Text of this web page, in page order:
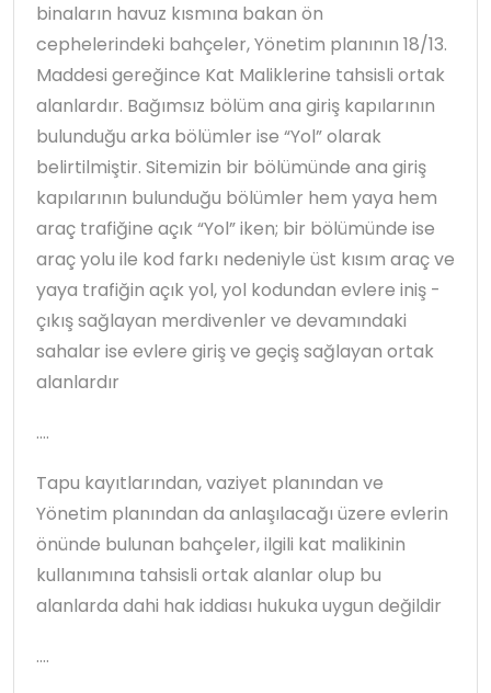
binaların havuz kısmına bakan ön
cephelerindeki bahçeler, Yönetim planının 18/13.
Maddesi gereğince Kat Maliklerine tahsisli ortak
alanlardır. Bağımsız bölüm ana giriş kapılarının
bulunduğu arka bölümler ise “Yol” olarak
belirtilmiştir. Sitemizin bir bölümünde ana giriş
kapılarının bulunduğu bölümler hem yaya hem
araç trafiğine açık “Yol” iken; bir bölümünde ise
araç yolu ile kod farkı nedeniyle üst kısım araç ve
yaya trafiğin açık yol, yol kodundan evlere iniş -
çıkış sağlayan merdivenler ve devamındaki
sahalar ise evlere giriş ve geçiş sağlayan ortak
alanlardır
.…
Tapu kayıtlarından, vaziyet planından ve
Yönetim planından da anlaşılacağı üzere evlerin
önünde bulunan bahçeler, ilgili kat malikinin
kullanımına tahsisli ortak alanlar olup bu
alanlarda dahi hak iddiası hukuka uygun değildir
.…